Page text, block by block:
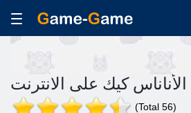
الأناناس كيك على الانترنت
(Total 56)